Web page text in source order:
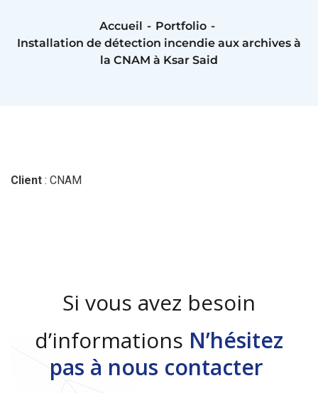
Accueil
Portfolio
Installation de détection incendie aux archives à
la CNAM à Ksar Said
Client : CNAM
Si vous avez besoin
d’informations N’hésitez
pas à nous contacter